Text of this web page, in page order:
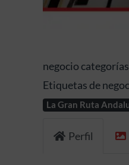
negocio
Etiquetas de
La Gran Ruta
Perfil